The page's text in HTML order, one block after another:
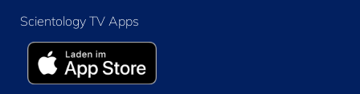
Scientology TV Apps